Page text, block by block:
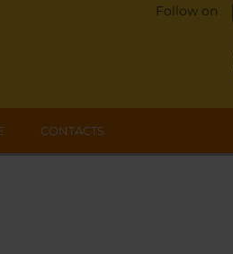
Follow on
CONTACTS